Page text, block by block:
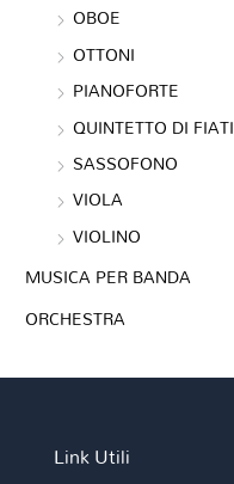
OBOE
OTTONI
PIANOFORTE
QUINTETTO DI FIATI
SASSOFONO
VIOLA
VIOLINO
MUSICA PER BANDA
ORCHESTRA
Link Utili